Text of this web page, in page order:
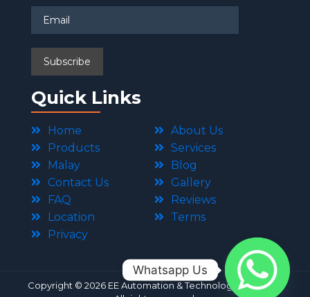
Quick Links
Home
About Us
Products
Services
Malay
Blog
Contact Us
Gallery
FAQ
Reviews
Location
Terms
Privacy
Copyright © 2026 EE Automation & Technology Sdn Bhd .
Whatsapp Us